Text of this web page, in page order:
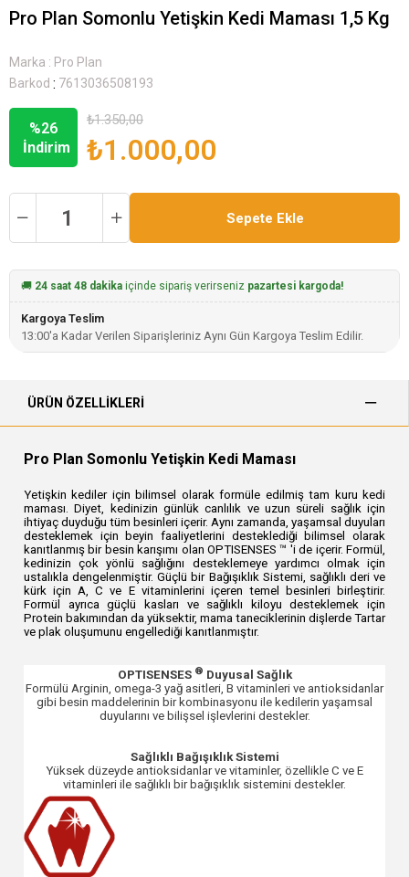
Pro Plan Somonlu Yetişkin Kedi Maması 1,5 Kg
Marka : Pro Plan
Barkod : 7613036508193
%26
İndirim
₺1.350,00
₺1.000,00
🚚 24 saat 48 dakika içinde sipariş verirseniz pazartesi kargoda!
Kargoya Teslim
13:00'a Kadar Verilen Siparişleriniz Aynı Gün Kargoya Teslim Edilir.
ÜRÜN ÖZELLIKLERI
Pro Plan Somonlu Yetişkin Kedi Maması
Yetişkin kediler için bilimsel olarak formüle edilmiş tam kuru kedi
maması. Diyet, kedinizin günlük canlılık ve uzun süreli sağlık için
ihtiyaç duyduğu tüm besinleri içerir. Aynı zamanda, yaşamsal duyuları
desteklemek için beyin faaliyetlerini desteklediği bilimsel olarak
kanıtlanmış bir besin karışımı olan OPTISENSES ™ 'i de içerir. Formül,
kedinizin çok yönlü sağlığını desteklemeye yardımcı olmak için
ustalıkla dengelenmiştir. Güçlü bir Bağışıklık Sistemi, sağlıklı deri ve
kürk için A, C ve E vitaminlerini içeren temel besinleri birleştirir.
Formül ayrıca güçlü kasları ve sağlıklı kiloyu desteklemek için
Protein bakımından da yüksektir, mama taneciklerinin dişlerde Tartar
ve plak oluşumunu engellediği kanıtlanmıştır.
OPTISENSES ® Duyusal Sağlık
Formülü Arginin, omega-3 yağ asitleri, B vitaminleri ve antioksidanlar
gibi besin maddelerinin bir kombinasyonu ile kedilerin yaşamsal
duyularını ve bilişsel işlevlerini destekler.
Sağlıklı Bağışıklık Sistemi
Yüksek düzeyde antioksidanlar ve vitaminler, özellikle C ve E
vitaminleri ile sağlıklı bir bağışıklık sistemini destekler.